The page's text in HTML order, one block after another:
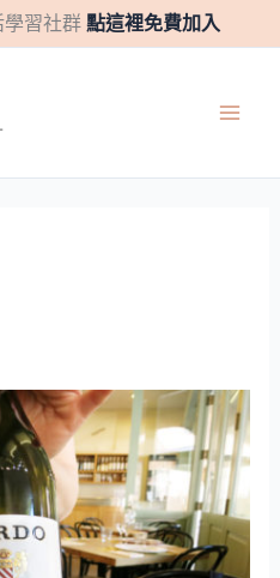
習社群點這裡免費加入